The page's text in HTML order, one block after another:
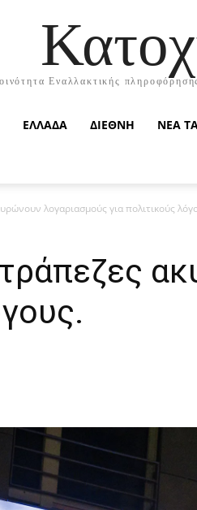
Εναλλακτικής
ΕΛΛΑΔΑ ΔΙΕΘΝΗ ΝΕΑ
λογαριασμούς για πολιτικούς